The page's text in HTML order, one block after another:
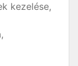
kezelése,